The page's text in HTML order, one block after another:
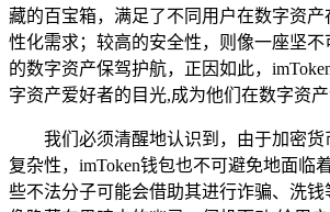
藏的百宝箱，满足了不同用户在数字资
性化需求；较高的安全性，则像一座坚不
的数字资产保驾护航，正因如此，
字资产爱好者的目光,成为他们在数字资产
我们必须清醒地认识到，由于加密货
复杂性，imToken钱包也不可避免地面临
些不法分子可能会借助其进行诈骗、洗